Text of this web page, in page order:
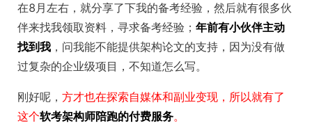
在8月左右，就分享了下我的备考经验，然后就有很多伙
伴来找我领取资料，寻求备考经验； 年前有小伙伴主动
找到我 ，问我能不能提供架构论文的支持，因为没有做
过复杂的企业级项目，不知道怎么写。
刚好呢， 方才也在探索自媒体和副业变现，所以就有了
这个软考架构师陪跑的付费服务。